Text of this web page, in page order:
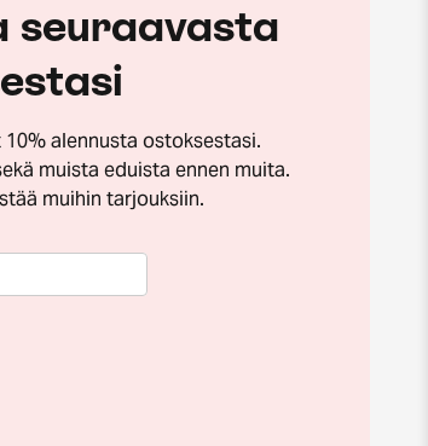
seuraavasta
alennusta ostoksestasi.
muista eduista ennen muita.
muihin tarjouksiin.